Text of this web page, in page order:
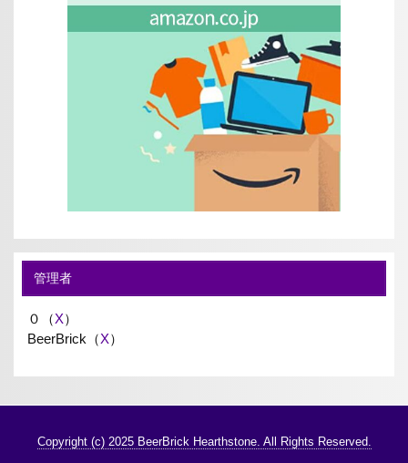
管理者
０（X）
BeerBrick（X）
Copyright (c) 2025 BeerBrick Hearthstone. All Rights Reserved.